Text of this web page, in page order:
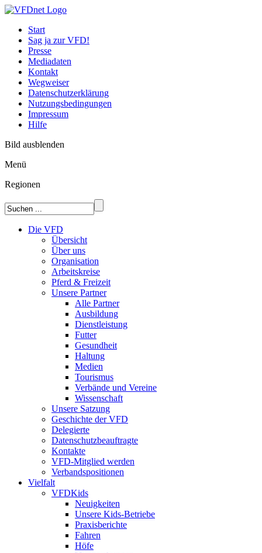
Start
Sag ja zur VFD!
Presse
Mediadaten
Kontakt
Wegweiser
Datenschutzerklärung
Nutzungsbedingungen
Impressum
Hilfe
Bild ausblenden
Menü
Regionen
Die VFD
Übersicht
Über uns
Organisation
Arbeitskreise
Pferd & Freizeit
Unsere Partner
Alle Partner
Ausbildung
Dienstleistung
Futter
Gesundheit
Haltung
Medien
Tourismus
Verbände und Vereine
Wissenschaft
Unsere Satzung
Geschichte der VFD
Delegierte
Datenschutzbeauftragte
Kontakte
VFD-Mitglied werden
Verbandspositionen
Vielfalt
VFDKids
Neuigkeiten
Unsere Kids-Betriebe
Praxisberichte
Fahren
Höfe